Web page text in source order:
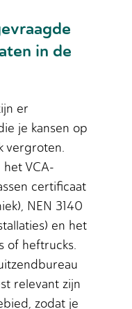
in de
er
je kansen op
vergroten.
het VCA-
certificaat
NEN 3140
en het
of heftrucks.
relevant zijn
zodat je